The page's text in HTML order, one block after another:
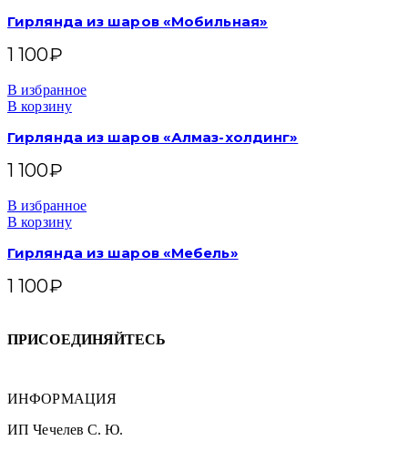
Гирлянда из шаров «Мобильная»
1 100₽
В избранное
В корзину
Гирлянда из шаров «Алмаз-холдинг»
1 100₽
В избранное
В корзину
Гирлянда из шаров «Мебель»
1 100₽
ПРИСОЕДИНЯЙТЕСЬ
ИНФОРМАЦИЯ
ИП Чечелев С. Ю.